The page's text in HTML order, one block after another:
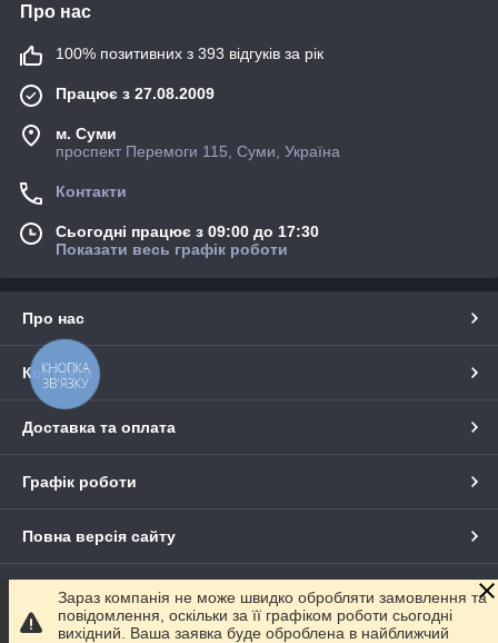
Про нас
100% позитивних з 393 відгуків за рік
Працює з 27.08.2009
м. Суми
проспект Перемоги 115, Суми, Україна
Контакти
Сьогодні працює з 09:00 до 17:30
Показати весь графік роботи
Про нас
Контакти
Доставка та оплата
Графік роботи
Повна версія сайту
Сайт створено на маркетплейсі Prom.ua
Зараз компанія не може швидко обробляти замовлення та
повідомлення, оскільки за її графіком роботи сьогодні
вихідний. Ваша заявка буде оброблена в найближчий
КНОПКА
ЗВ'ЯЗКУ